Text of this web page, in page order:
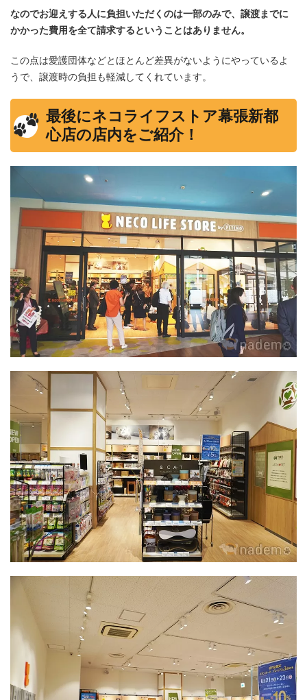
なのでお迎えする人に負担いただくのは一部のみで、譲渡までに
かかった費用を全て請求するということはありません。
この点は愛護団体などとほとんど差異がないようにやっているよ
うで、譲渡時の負担も軽減してくれています。
最後にネコライフストア幕張新都
心店の店内をご紹介！